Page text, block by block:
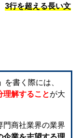
3行を超える長い文
を書く際には、
理解することが大
門商社業界の業界